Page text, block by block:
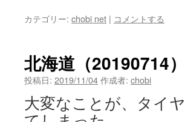
カテゴリー: chobi net | コメントする
北海道（20190714）
投稿日: 2019/11/04作成者: chobi
大変なことが、タイ